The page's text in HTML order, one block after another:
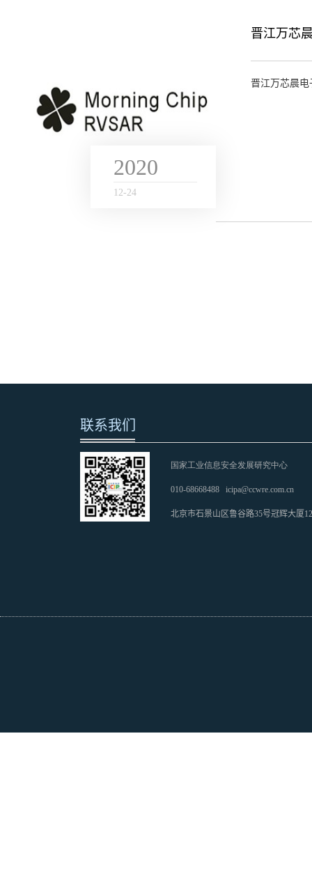
2020
12-24
晋江万芯
晋江万芯晨
联系我们
国家工业信息安全发展研究中心
010-68668488 icipa@ccwre.com.cn
北京市石景山区鲁谷路35号冠辉大厦